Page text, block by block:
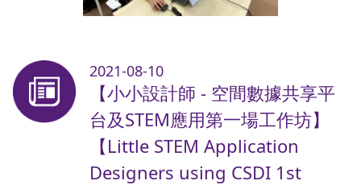
2021-08-10
【小小設計師 - 空間數據共享平
台及STEM應用第一場工作坊】
【Little STEM Application
Designers using CSDI 1st